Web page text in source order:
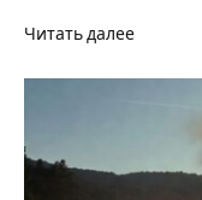
Читать далее